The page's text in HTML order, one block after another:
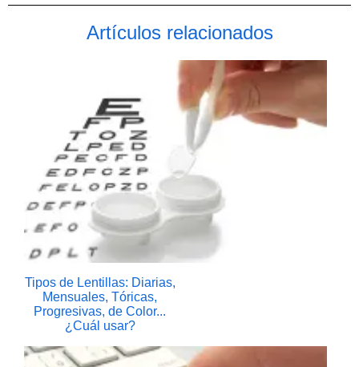
Artículos relacionados
Tipos de Lentillas: Diarias,
Mensuales, Tóricas,
Progresivas, de Color...
¿Cuál usar?